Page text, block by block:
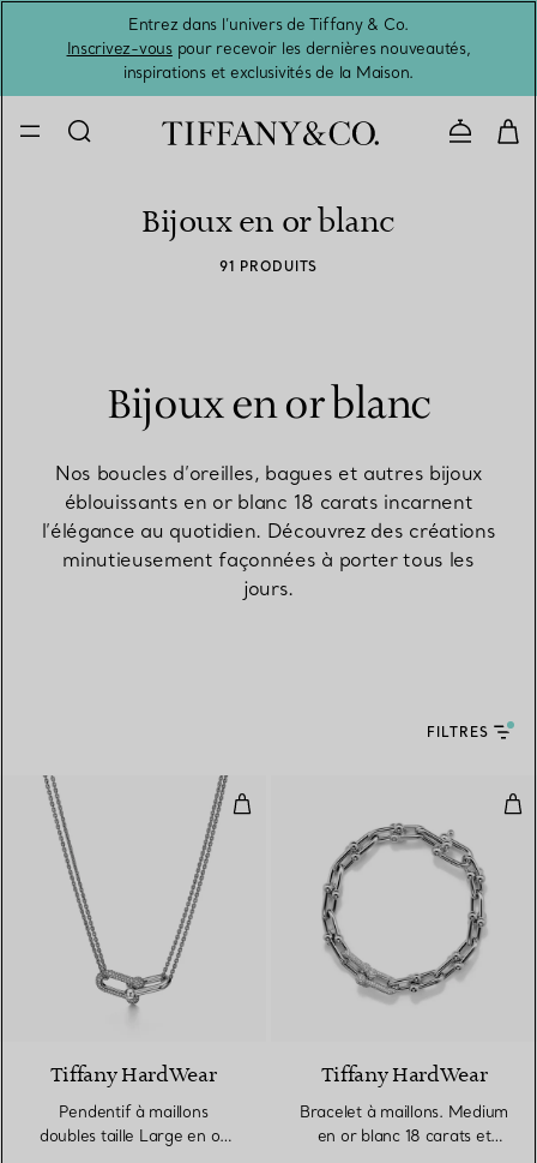
Entrez dans l’univers de Tiffany & Co.
Inscrivez-vouspour recevoir les dernières nouveautés,
inspirations et exclusivités de la Maison.
Bijoux en or blanc
91 PRODUITS
Bijoux en or blanc
Nos boucles d’oreilles, bagues et autres bijoux
éblouissants en or blanc 18 carats incarnent
l’élégance au quotidien. Découvrez des créations
minutieusement façonnées à porter tous les
jours.
FILTRES
Pendentif à maillons doubles
3 Matériaux
Tiffany HardWear
Pendentif à maillons
doubles taille Large en or
Tiffany HardWear
Bracelet à maillons. Medium
en or blanc 18 carats et